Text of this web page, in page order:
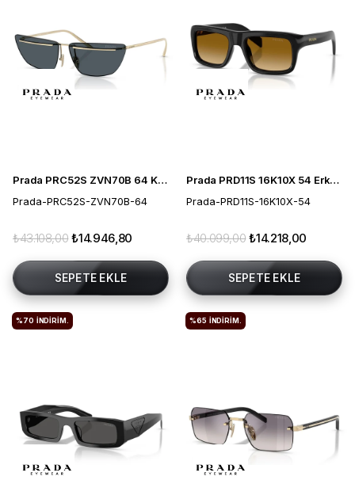
Prada PRC52S ZVN70B 64 Kadın Güneş Gözlüğü
Prada-PRC52S-ZVN70B-64
₺14.946,80
₺43.108,00
SEPETE EKLE
Prada PRD11S 16K10X 54 Erkek Güneş Gözlüğü
Prada-PRD11S-16K10X-54
₺14.218,00
₺40.099,00
SEPETE EKLE
%70 İNDIRIM. %65 İNDIRIM.